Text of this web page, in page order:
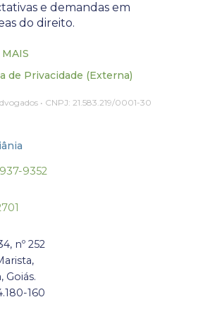
e demandas em
do direito.
de Privacidade (Externa)
• CNPJ: 21.583.219/0001-30
9352
nº 252
Goiás.
160